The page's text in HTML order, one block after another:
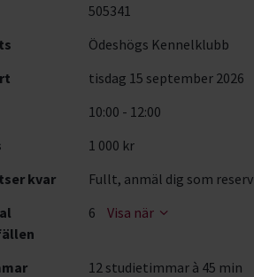
505341
Ödeshögs Kennelklubb
tisdag 15 september 2026
10:00 - 12:00
1 000 kr
kvar
Fullt, anmäl dig som reserv
6 Visa när
12 studietimmar à 45 min